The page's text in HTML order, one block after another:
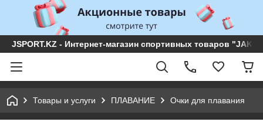
JSPORT.KZ - Интернет-магазин спортивных товаров
Товары и услуги ПЛАВАНИЕ Очки для плавания